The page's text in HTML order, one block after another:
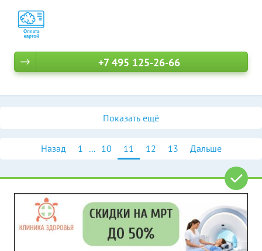
+7 495 125-26-66
Показать ещё
Назад 1 ... 10 11 12 13 Дальше